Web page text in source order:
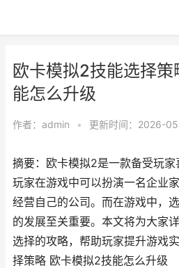
欧卡模拟2技能选择
能怎么升级
作者： admin • 更新时间：2026-
摘要：欧卡模拟2是一款备受玩家
玩家在游戏中可以扮演一名企业
经营自己的公司。而在游戏中，
的发展至关重要。本文将为大家
选择的攻略，帮助玩家提升游戏
择策略 欧卡模拟2技能怎么升级